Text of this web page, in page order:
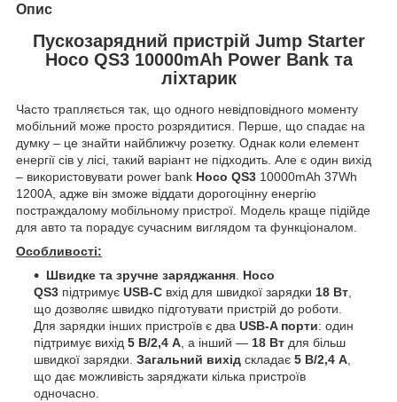
Опис
Пускозарядний пристрій Jump Starter
Hoco QS3 10000mAh Power Bank та
ліхтарик
Часто трапляється так, що одного невідповідного моменту
мобільний може просто розрядитися. Перше, що спадає на
думку – це знайти найближчу розетку. Однак коли елемент
енергії сів у лісі, такий варіант не підходить. Але є один вихід
– використовувати power bank Hoco QS3 10000mAh 37Wh
1200A, адже він зможе віддати дорогоцінну енергію
постраждалому мобільному пристрої. Модель краще підійде
для авто та порадує сучасним виглядом та функціоналом.
Особливості:
Швидке та зручне заряджання. Hoco
QS3 підтримує USB-C вхід для швидкої зарядки 18 Вт,
що дозволяє швидко підготувати пристрій до роботи.
Для зарядки інших пристроїв є два USB-A порти: один
підтримує вихід 5 В/2,4 А, а інший — 18 Вт для більш
швидкої зарядки. Загальний вихід складає 5 В/2,4 А,
що дає можливість заряджати кілька пристроїв
одночасно.